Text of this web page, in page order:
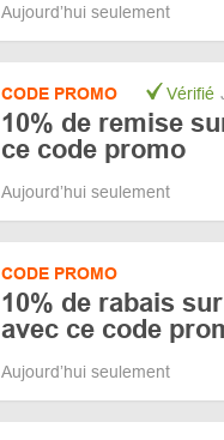
Aujourd’hui seulement
CODE PROMO Vérifié
10% de remise
ce code promo
Aujourd’hui seulement
CODE PROMO
10% de rabais
avec ce code
Aujourd’hui seulement